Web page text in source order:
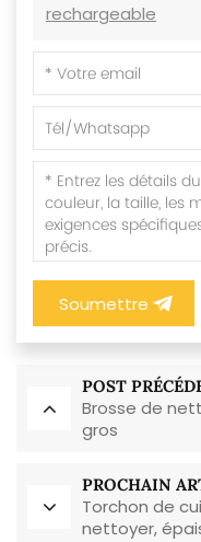
rechargeable
Soumettre
POST
Brosse de
gros
PROCHAIN
Torchon de
nettoyer,